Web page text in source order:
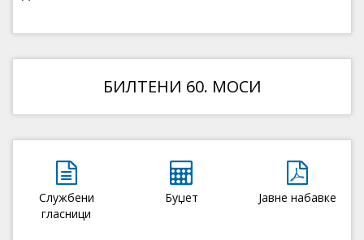
БИЛТЕНИ 60. МОСИ
Службени
гласници
Буџет Јавне набавке